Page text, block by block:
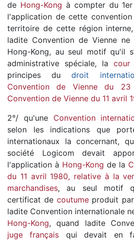
de Hong-Kong à compter du
l'application de cette
territoire de cette région
ladite Convention de Vienne
Hong-Kong, au seul motif qu'il
administrative spéciale, la cour
principes dudroit
Convention de Vienne du
Convention de Vienne du 11 avril
2°/ qu'une Convention
selon les indications que
internationaux la concernant,
société Logicom devait
l'application à Hong-Kong de la
du 11 avril 1980, relative à la
marchandises, au seul motif
certificat de coutumeproduit
ladite Convention internationale
Hong-Kong, quand ladite
juge français qui devait en